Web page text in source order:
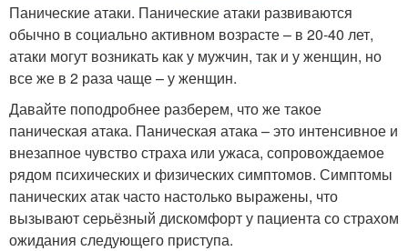
Панические атаки. Панические атаки развиваются
обычно в социально активном возрасте – в 20-40 лет,
атаки могут возникать как у мужчин, так и у женщин, но
все же в 2 раза чаще – у женщин.
Давайте поподробнее разберем, что же такое
паническая атака. Паническая атака – это интенсивное и
внезапное чувство страха или ужаса, сопровождаемое
рядом психических и физических симптомов. Симптомы
панических атак часто настолько выражены, что
вызывают серьёзный дискомфорт у пациента со страхом
ожидания следующего приступа.